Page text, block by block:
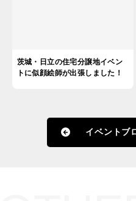
茨城・日立の住宅分譲地イベン
トに似顔絵師が出張しました！
イベントブ